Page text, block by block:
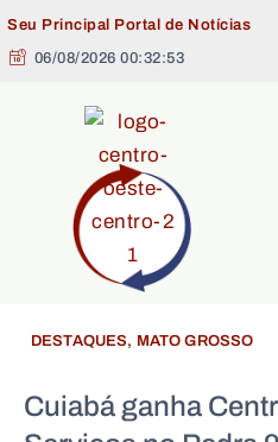
Seu Principal Portal de Notícias
06/08/2026 00:32:53
DESTAQUES, MATO GROSSO
Cuiabá ganha